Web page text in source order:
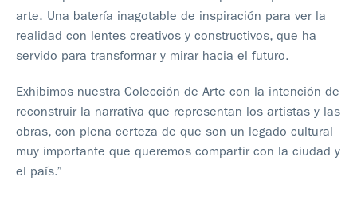
arte. Una batería inagotable de inspiración para ver la
realidad con lentes creativos y constructivos, que ha
servido para transformar y mirar hacia el futuro.
Exhibimos nuestra Colección de Arte con la intención de
reconstruir la narrativa que representan los artistas y las
obras, con plena certeza de que son un legado cultural
muy importante que queremos compartir con la ciudad y
el país.”